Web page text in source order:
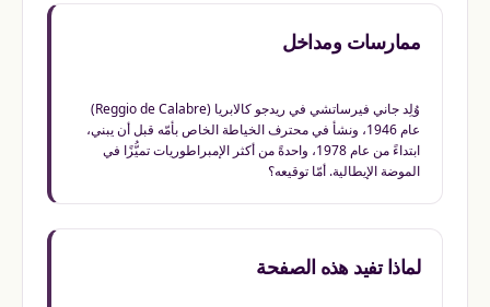
ممارسات ومداخل
وُلِد جاني فيرساتشي في ريدجو كالابريا (Reggio de Calabre)
عام 1946، ونشأ في محترف الخياطة الخاص بأمّه قبل أن يبني،
ابتداءً من عام 1978، واحدةً من أكثر الإمبراطوريات تميُّزًا في
الموضة الإيطالية. أمّا توقيعه؟
لماذا تفيد هذه الصفحة